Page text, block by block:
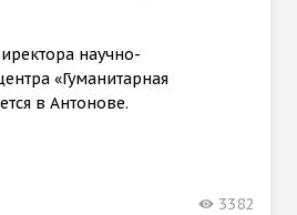
научно-
«Гуманитарная
в Антонове.
3382